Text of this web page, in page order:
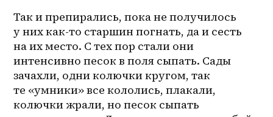
Так и препирались, пока не получилось
у них как-то старшин погнать, да и сесть
на их место. С тех пор стали они
интенсивно песок в поля сыпать. Сады
зачахли, одни колючки кругом, так
те «умники» все кололись, плакали,
колючки жрали, но песок сыпать